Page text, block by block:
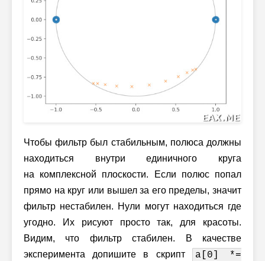
Чтобы фильтр был стабильным, полюса должны
находиться внутри единичного круга
на комплексной плоскости. Если полюс попал
прямо на круг или вышел за его пределы, значит
фильтр нестабилен. Нули могут находиться где
угодно. Их рисуют просто так, для красоты.
Видим, что фильтр стабилен. В качестве
эксперимента допишите в скрипт
a[0] *=